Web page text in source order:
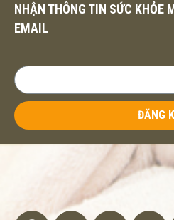
NHẬN THÔNG TIN SỨC KHỎE
EMAIL
ĐĂNG